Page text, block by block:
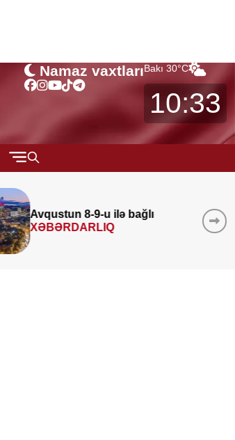
Namaz vaxtlarıBakı 30°C
10:33
8-9-u ilə bağlı